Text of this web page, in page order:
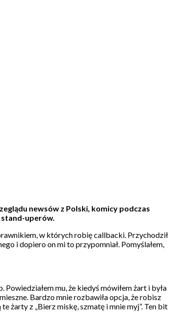
newsów z Polski, komicy podczas
stand-uperów.
w których robię callbacki. Przychodził
i dopiero on mi to przypomniał. Pomyślałem,
mu, że kiedyś mówiłem żart i była
Bardzo mnie rozbawiła opcja, że robisz
żarty z „Bierz miskę, szmatę i mnie myj”. Ten bit